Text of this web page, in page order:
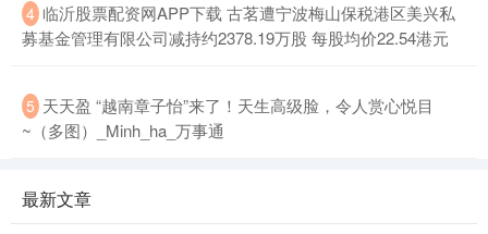
4 临沂股票配资网APP下载 古茗遭宁波梅山保税港区美兴私
募基金管理有限公司减持约2378.19万股 每股均价22.54港元
5 天天盈 “越南章子怡”来了！天生高级脸，令人赏心悦目
~（多图）_Minh_ha_万事通
最新文章